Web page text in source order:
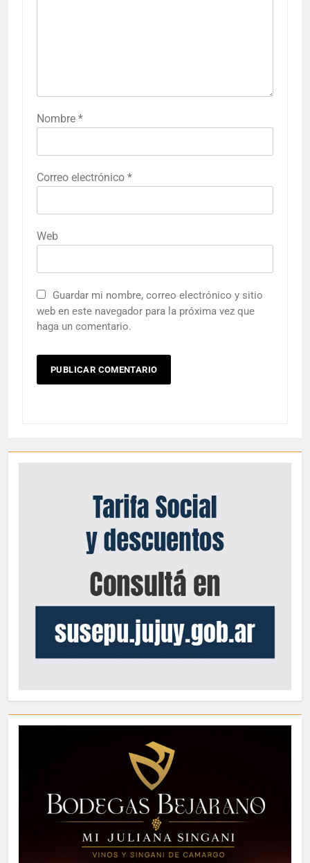
Nombre *
Correo electrónico *
Web
Guardar mi nombre, correo electrónico y sitio
web en este navegador para la próxima vez que
haga un comentario.